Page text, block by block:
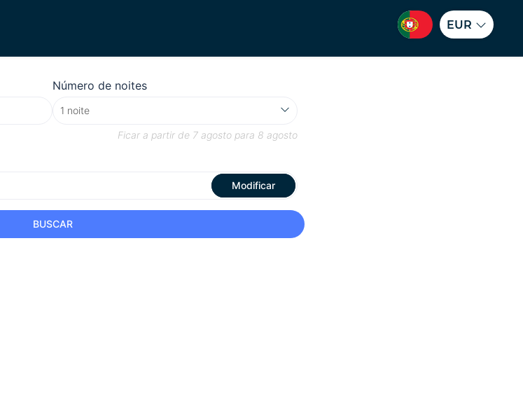
EUR
Número de noites
Ficar a partir de 7 agosto para 8 agosto
Modificar